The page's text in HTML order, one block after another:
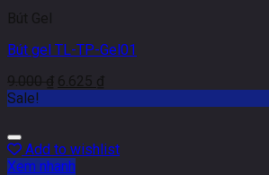
Bút Gel
Bút gel TL-TP-Gel01
9.000₫ 6.625 ₫
Sale!
Add to wishlist
Xem nhanh